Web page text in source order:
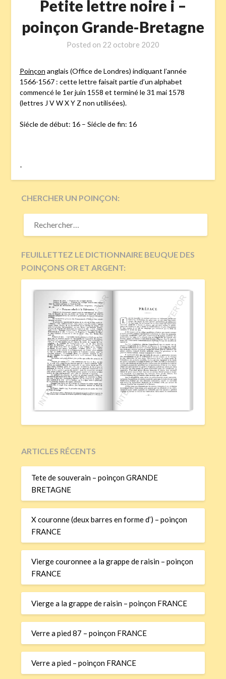
Petite lettre noire i –
poinçon Grande-Bretagne
Posted on 22 octobre 2020
Poinçon anglais (Office de Londres) indiquant l’année
1566-1567 : cette lettre faisait partie d’un alphabet
commencé le 1er juin 1558 et terminé le 31 mai 1578
(lettres J V W X Y Z non utilisées).
Siécle de début: 16 – Siécle de fin: 16
-
CHERCHER UN POINÇON:
RECHERCHER :
FEUILLETTEZ LE DICTIONNAIRE BEUQUE DES
POINÇONS OR ET ARGENT:
ARTICLES RÉCENTS
Tete de souverain – poinçon GRANDE
BRETAGNE
X couronne (deux barres en forme d’) – poinçon
FRANCE
Vierge couronnee a la grappe de raisin – poinçon
FRANCE
Vierge a la grappe de raisin – poinçon FRANCE
Verre a pied 87 – poinçon FRANCE
Verre a pied – poinçon FRANCE